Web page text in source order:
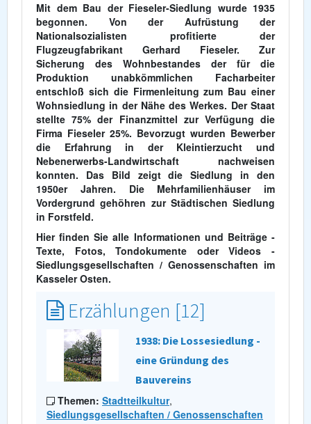
Mit dem Bau der Fieseler-Siedlung wurde 1935
begonnen. Von der Aufrüstung der
Nationalsozialisten profitierte der
Flugzeugfabrikant Gerhard Fieseler. Zur
Sicherung des Wohnbestandes der für die
Produktion unabkömmlichen Facharbeiter
entschloß sich die Firmenleitung zum Bau einer
Wohnsiedlung in der Nähe des Werkes. Der Staat
stellte 75% der Finanzmittel zur Verfügung die
Firma Fieseler 25%. Bevorzugt wurden Bewerber
die Erfahrung in der Kleintierzucht und
Nebenerwerbs-Landwirtschaft nachweisen
konnten. Das Bild zeigt die Siedlung in den
1950er Jahren. Die Mehrfamilienhäuser im
Vordergrund gehöhren zur Städtischen Siedlung
in Forstfeld.
Hier finden Sie alle Informationen und Beiträge -
Texte, Fotos, Tondokumente oder Videos -
Siedlungsgesellschaften / Genossenschaften im
Kasseler Osten.
Erzählungen [12]
1938: Die Lossesiedlung -
eine Gründung des
Bauvereins
Themen: Stadtteilkultur,
Siedlungsgesellschaften / Genossenschaften